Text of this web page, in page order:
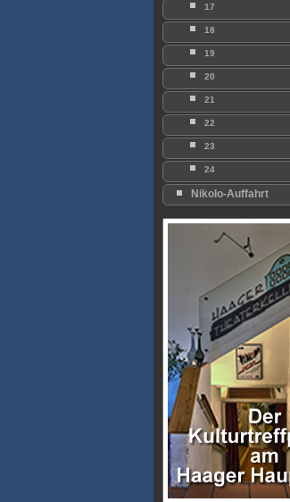
17
18
19
20
21
22
23
24
Nikolo-Auffahrt